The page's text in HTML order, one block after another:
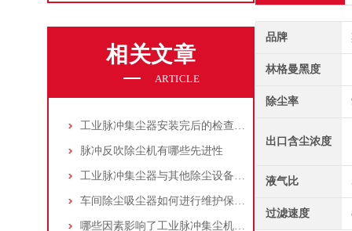
相关文章
ARTICLE
工业脉冲集尘器安装完后的检查工作详解
脉冲反吹除尘机有哪些先进性
工业脉冲集尘器与其他除尘设备的比较
车间除尘吸尘器如何进行维护保养？
哪些因素影响了工业脉冲集尘机的使用寿命？
品牌
林格曼黑度
除尘率
出口含尘浓度
液气比
过滤速度